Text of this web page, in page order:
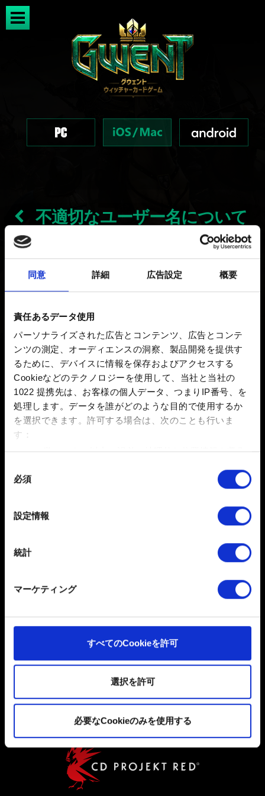
同意 詳細 広告設定 概要
責任あるデータ使用
パーソナライズされた広告とコンテンツ、広告とコンテ
ンツの測定、オーディエンスの洞察、製品開発を提供す
るために、デバイスに情報を保存およびアクセスする
Cookieなどのテクノロジーを使用して、当社と当社の
1022 提携先は、お客様の個人データ、つまりIP番号、を
処理します。データを誰がどのような目的で使用するか
を選択できます。 許可する場合は、次のことも行いま
す：
数メートル以内の誤差の地理的な位置情報を収集
特定の特性（フィンガープリント）を積極的にス
詳細セクション
で個人データの処理方法と設定を行って
ください。「Cookie宣言」からいつでも同意を変更また
だくために必要なものです。その他のCookieは、ウェブ
サイトの品質向上のために、オプションとして技術的お
た、ソーシャルメディア上などでお客様が興味を持ちそ
うなコンテンツをお届けするために、一部のCookieをパ
これらのオプションが有効になることはありません。
Cookieの使用およびパフォーマンスの変更点に関する詳
細は、下記の「設定」メニューでご確認ください。
必須
設定情報
統計
マーケティング
すべてのCookieを許可
選択を許可
必要なCookieのみを使用する
不適切なユーザー名について
報告したい
新着 6年前 更新 2年前
不適切なユーザー名を使用しているプレイヤーを報告す
る場合は、下記問い合わせ先までお知らせください。
お困りですか
お問い合わせ
ユーザー同意書
プライバシーポリシー
クッキーポリシー